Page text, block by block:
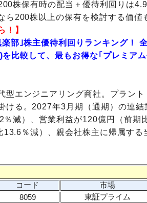
株保有時の配当＋優待利回りは
ら200株以上の保有を検討する価値
！】
部｣株主優待利回りランキング！
比較して、最もお得な｢プレミア
型エンジニアリング商社。プラン
ける。2027年3月期（通期）の連
減）、営業利益が120億円（前期
％減）、親会社株主に帰属する
コード 市場
8059 東証プライム